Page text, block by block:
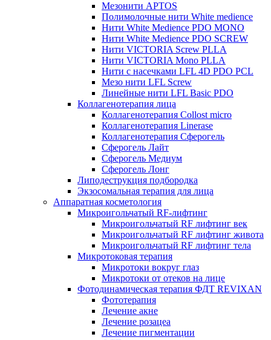
Мезонити APTOS
Полимолочные нити White medience
Нити White Medience PDO MONO
Нити White Medience PDO SCREW
Нити VICTORIA Screw PLLA
Нити VICTORIA Mono PLLA
Нити с насечками LFL 4D PDO PCL
Мезо нити LFL Screw
Линейные нити LFL Basic PDO
Коллагенотерапия лица
Коллагенотерапия Collost micro
Коллагенотерапия Linerase
Коллагенотерапия Сферогель
Сферогель Лайт
Сферогель Медиум
Сферогель Лонг
Липодеструкция подбородка
Экзосомальная терапия для лица
Аппаратная косметология
Микроигольчатый RF-лифтинг
Микроигольчатый RF лифтинг век
Микроигольчатый RF лифтинг живота
Микроигольчатый RF лифтинг тела
Микротоковая терапия
Микротоки вокруг глаз
Микротоки от отеков на лице
Фотодинамическая терапия ФДТ REVIXAN
Фототерапия
Лечение акне
Лечение розацеа
Лечение пигментации